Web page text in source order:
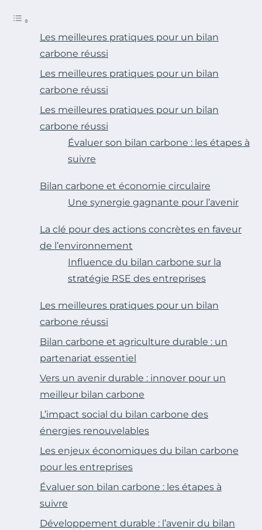
Les meilleures pratiques pour un bilan
carbone réussi
Les meilleures pratiques pour un bilan
carbone réussi
Les meilleures pratiques pour un bilan
carbone réussi
Évaluer son bilan carbone : les étapes à
suivre
Bilan carbone et économie circulaire
Une synergie gagnante pour l’avenir
La clé pour des actions concrètes en faveur
de l’environnement
Influence du bilan carbone sur la
stratégie RSE des entreprises
Les meilleures pratiques pour un bilan
carbone réussi
Bilan carbone et agriculture durable : un
partenariat essentiel
Vers un avenir durable : innover pour un
meilleur bilan carbone
L’impact social du bilan carbone des
énergies renouvelables
Les enjeux économiques du bilan carbone
pour les entreprises
Évaluer son bilan carbone : les étapes à
suivre
Développement durable : l’avenir du bilan